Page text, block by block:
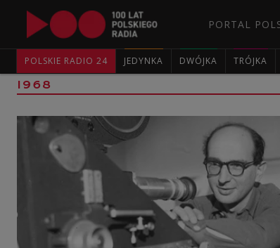
PORTAL
POLSKIE RADIO 24 JEDYNKA DWÓJKA TRÓJKA
1968